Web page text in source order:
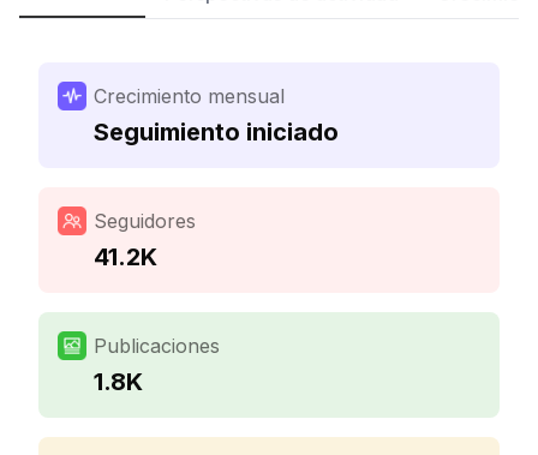
Crecimiento mensual
Seguimiento iniciado
Seguidores
41.2K
Publicaciones
1.8K